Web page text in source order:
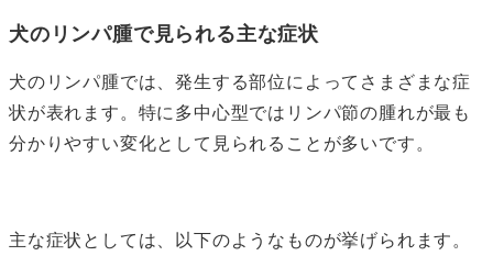
犬のリンパ腫で見られる主な症状
犬のリンパ腫では、発生する部位によってさまざまな症
状が表れます。特に多中心型ではリンパ節の腫れが最も
分かりやすい変化として見られることが多いです。
主な症状としては、以下のようなものが挙げられます。